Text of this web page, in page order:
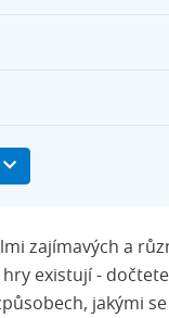
zajímavých a
existují -
jakými